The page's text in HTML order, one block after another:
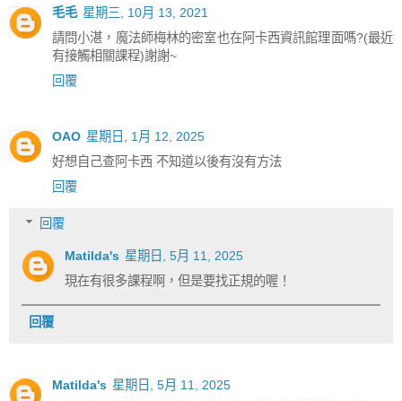
毛毛 星期三, 10月 13, 2021
請問小湛，魔法師梅林的密室也在阿卡西資訊館理面嗎?(最近
有接觸相關課程)謝謝~
回覆
OAO 星期日, 1月 12, 2025
好想自己查阿卡西 不知道以後有沒有方法
回覆
回覆
Matilda's 星期日, 5月 11, 2025
現在有很多課程啊，但是要找正規的喔！
回覆
Matilda's 星期日, 5月 11, 2025